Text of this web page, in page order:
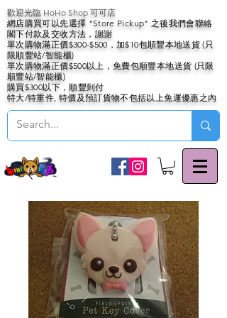
歡迎光臨 HoHo Shop 可可店
網店購買可以先選擇 "Store Pickup" 之後我們會聯絡
閣下付款及交收方法，謝謝
單次購物滿正價$300-$500，加$10包順豐本地送貨 (只
限順豐站/智能櫃)
單次購物滿正價$500以上，免費包順豐本地送貨 (只限
順豐站/智能櫃)
購買$300以下，順豐到付
特大/特重件, 特價及預訂貨物不包括以上免運優惠之內